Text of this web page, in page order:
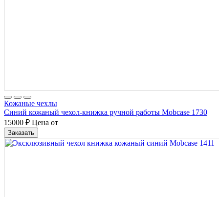
Кожаные чехлы
Синий кожаный чехол-книжка ручной работы Mobcase 1730
15000 ₽ Цена от
Заказать